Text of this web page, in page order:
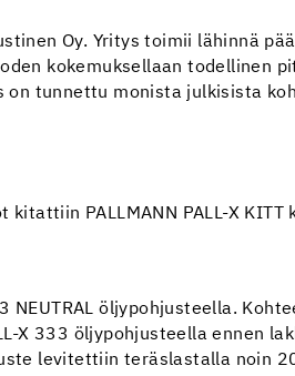
Oy. Yritys toimii lähinnä
kokemuksellaan todellinen
tunnettu monista julkisista
PALLMANN PALL-X KITT
öljypohjusteella.
X 333 öljypohjusteella ennen
levitettiin teräslastalla noin